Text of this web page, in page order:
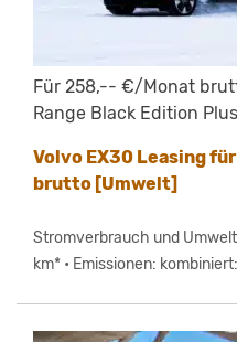
Für 258,-- €/Monat
Range Black Edition
Volvo EX30 Leasing
brutto [Umwelt]
Stromverbrauch und Umwelt
km* • Emissionen: